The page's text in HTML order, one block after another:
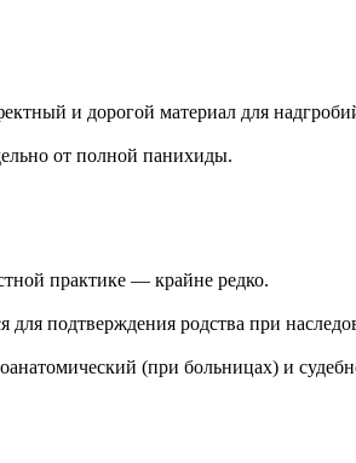
и дорогой материал для
от полной панихиды.
практике — крайне редко.
подтверждения родства при
(при больницах) и